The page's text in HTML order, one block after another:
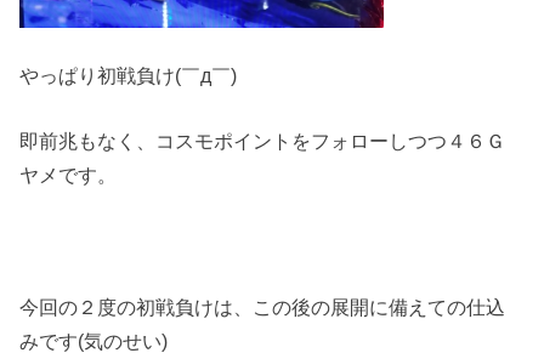
やっぱり初戦負け(￣д￣)
即前兆もなく、コスモポイントをフォローしつつ４６Ｇ
ヤメです。
今回の２度の初戦負けは、この後の展開に備えての仕込
みです(気のせい)